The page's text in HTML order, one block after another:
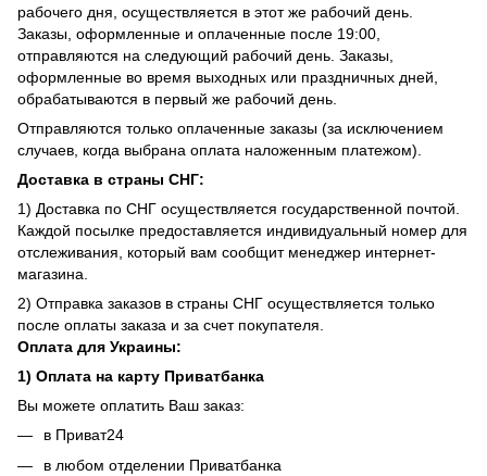
рабочего дня, осуществляется в этот же рабочий день.
Заказы, оформленные и оплаченные после 19:00,
отправляются на следующий рабочий день. Заказы,
оформленные во время выходных или праздничных дней,
обрабатываются в первый же рабочий день.
Отправляются только оплаченные заказы (за исключением
случаев, когда выбрана оплата наложенным платежом).
Доставка в страны СНГ:
1) Доставка по СНГ осуществляется государственной почтой.
Каждой посылке предоставляется индивидуальный номер для
отслеживания, который вам сообщит менеджер интернет-
магазина.
2) Отправка заказов в страны СНГ осуществляется только
после оплаты заказа и за счет покупателя.
Оплата для Украины:
1) Оплата на карту Приватбанка
Вы можете оплатить Ваш заказ:
в Приват24
в любом отделении Приватбанка